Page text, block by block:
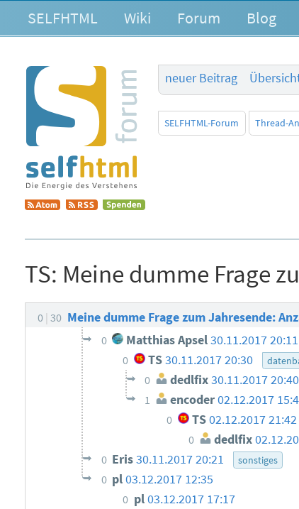
SELFHTML Wiki Forum Blog
neuer Beitrag
SELFHTML-Forum Thread-
TS: Meine dumme Frage
0 30 Meine dumme Frage zum Jahresende:
0 Matthias Apsel30.11.2017 20:11
0 TS30.11.2017 20:30
0 dedlfix30.11.2017 20:40
1 encoder02.12.2017
0 TS02.12.2017 21:42
0 dedlfix
0 Eris30.11.2017 20:21 sonstiges
0 pl03.12.2017 12:35
0 pl03.12.2017 17:17